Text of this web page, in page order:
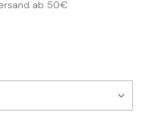
ab 50€